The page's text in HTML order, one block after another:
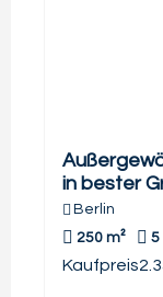
in bester
Berlin
250 m²
5
Kaufpreis